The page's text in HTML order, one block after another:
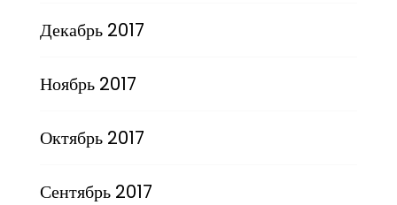
Декабрь 2017
Ноябрь 2017
Октябрь 2017
Сентябрь 2017